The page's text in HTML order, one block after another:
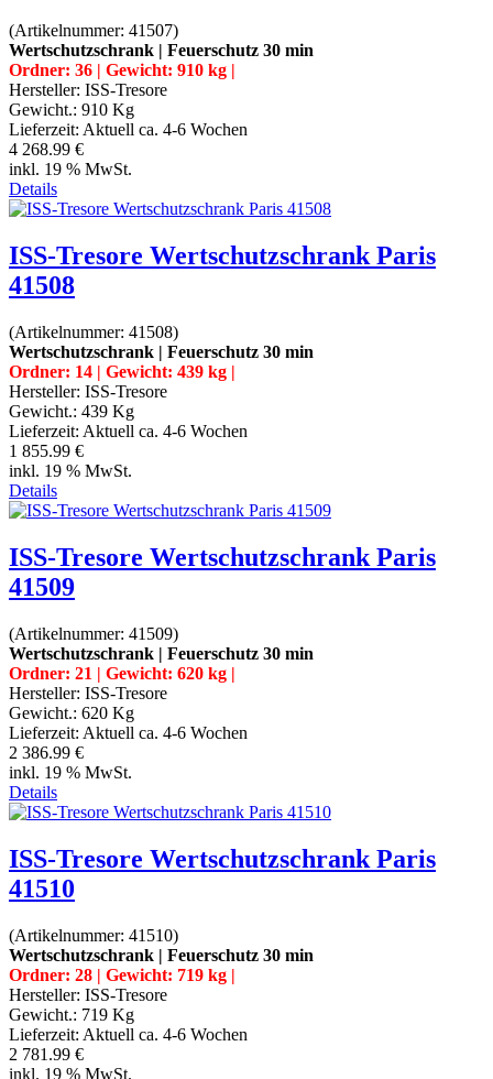
(Artikelnummer: 41507)
Wertschutzschrank | Feuerschutz 30 min
Ordner: 36 | Gewicht: 910 kg |
Hersteller: ISS-Tresore
Gewicht.: 910 Kg
Lieferzeit: Aktuell ca. 4-6 Wochen
4 268.99 €
inkl. 19 % MwSt.
Details
ISS-Tresore Wertschutzschrank Paris
41508
(Artikelnummer: 41508)
Wertschutzschrank | Feuerschutz 30 min
Ordner: 14 | Gewicht: 439 kg |
Hersteller: ISS-Tresore
Gewicht.: 439 Kg
Lieferzeit: Aktuell ca. 4-6 Wochen
1 855.99 €
inkl. 19 % MwSt.
Details
ISS-Tresore Wertschutzschrank Paris
41509
(Artikelnummer: 41509)
Wertschutzschrank | Feuerschutz 30 min
Ordner: 21 | Gewicht: 620 kg |
Hersteller: ISS-Tresore
Gewicht.: 620 Kg
Lieferzeit: Aktuell ca. 4-6 Wochen
2 386.99 €
inkl. 19 % MwSt.
Details
ISS-Tresore Wertschutzschrank Paris
41510
(Artikelnummer: 41510)
Wertschutzschrank | Feuerschutz 30 min
Ordner: 28 | Gewicht: 719 kg |
Hersteller: ISS-Tresore
Gewicht.: 719 Kg
Lieferzeit: Aktuell ca. 4-6 Wochen
2 781.99 €
inkl. 19 % MwSt.